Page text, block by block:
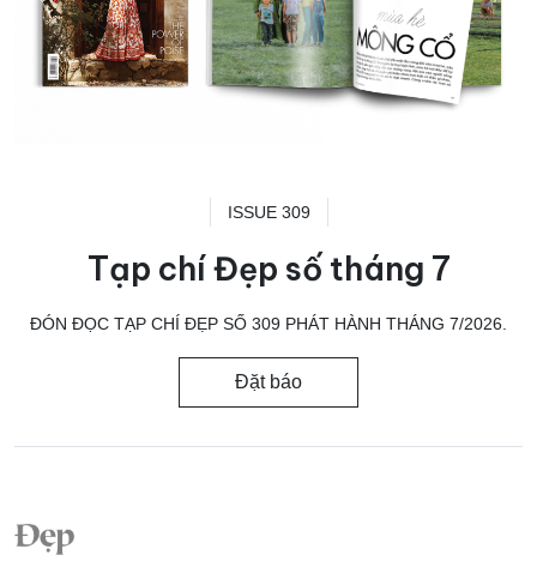
ISSUE 309
Tạp chí Đẹp số tháng 7
ĐÓN ĐỌC TẠP CHÍ ĐẸP SỐ 309 PHÁT HÀNH THÁNG 7/2026.
Đặt báo